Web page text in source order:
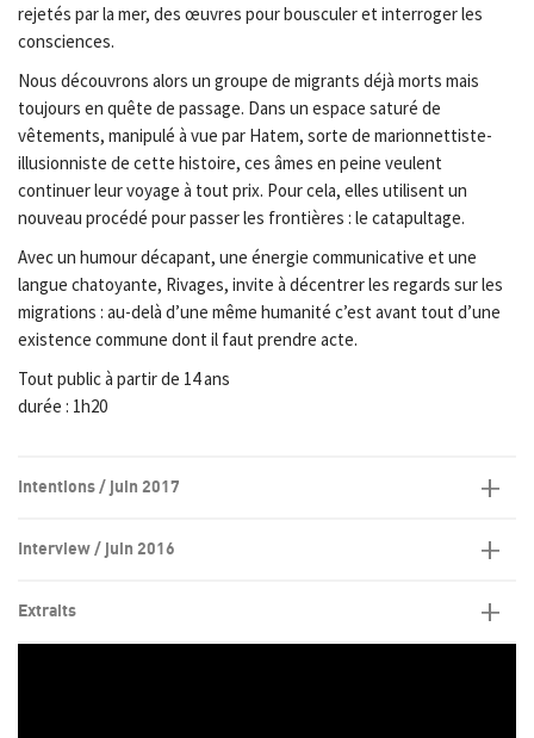
rejetés par la mer, des œuvres pour bousculer et interroger les
consciences.
Nous découvrons alors un groupe de migrants déjà morts mais
toujours en quête de passage. Dans un espace saturé de
vêtements, manipulé à vue par Hatem, sorte de marionnettiste-
illusionniste de cette histoire, ces âmes en peine veulent
continuer leur voyage à tout prix. Pour cela, elles utilisent un
nouveau procédé pour passer les frontières : le catapultage.
Avec un humour décapant, une énergie communicative et une
langue chatoyante, Rivages, invite à décentrer les regards sur les
migrations : au-delà d’une même humanité c’est avant tout d’une
existence commune dont il faut prendre acte.
Tout public à partir de 14 ans
durée : 1h20
Intentions / juin 2017
Interview / juin 2016
Extraits